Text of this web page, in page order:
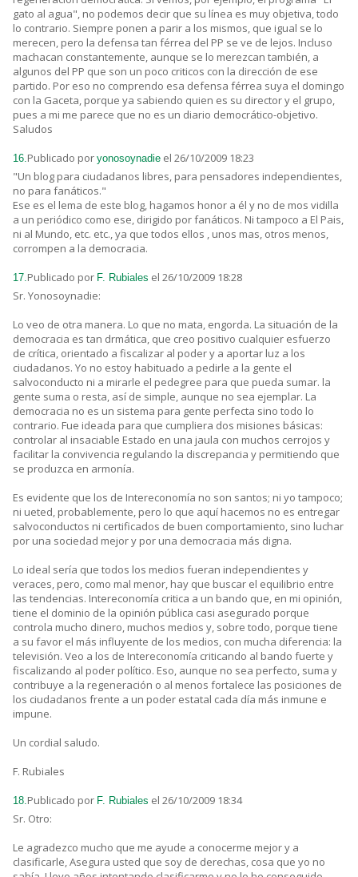
gato al agua", no podemos decir que su línea es muy objetiva, todo
lo contrario. Siempre ponen a parir a los mismos, que igual se lo
merecen, pero la defensa tan férrea del PP se ve de lejos. Incluso
machacan constantemente, aunque se lo merezcan también, a
algunos del PP que son un poco criticos con la dirección de ese
partido. Por eso no comprendo esa defensa férrea suya el domingo
con la Gaceta, porque ya sabiendo quien es su director y el grupo,
pues a mi me parece que no es un diario democrático-objetivo.
Saludos
16.Publicado por yonosoynadie el 26/10/2009 18:23
"Un blog para ciudadanos libres, para pensadores independientes,
no para fanáticos."
Ese es el lema de este blog, hagamos honor a él y no de mos vidilla
a un periódico como ese, dirigido por fanáticos. Ni tampoco a El Pais,
ni al Mundo, etc. etc., ya que todos ellos , unos mas, otros menos,
corrompen a la democracia.
17.Publicado por F. Rubiales el 26/10/2009 18:28
Sr. Yonosoynadie:
Lo veo de otra manera. Lo que no mata, engorda. La situación de la
democracia es tan drmática, que creo positivo cualquier esfuerzo
de crítica, orientado a fiscalizar al poder y a aportar luz a los
ciudadanos. Yo no estoy habituado a pedirle a la gente el
salvoconducto ni a mirarle el pedegree para que pueda sumar. la
gente suma o resta, así de simple, aunque no sea ejemplar. La
democracia no es un sistema para gente perfecta sino todo lo
contrario. Fue ideada para que cumpliera dos misiones básicas:
controlar al insaciable Estado en una jaula con muchos cerrojos y
facilitar la convivencia regulando la discrepancia y permitiendo que
se produzca en armonía.
Es evidente que los de Intereconomía no son santos; ni yo tampoco;
ni ueted, probablemente, pero lo que aquí hacemos no es entregar
salvoconductos ni certificados de buen comportamiento, sino luchar
por una sociedad mejor y por una democracia más digna.
Lo ideal sería que todos los medios fueran independientes y
veraces, pero, como mal menor, hay que buscar el equilibrio entre
las tendencias. Intereconomía critica a un bando que, en mi opinión,
tiene el dominio de la opinión pública casi asegurado porque
controla mucho dinero, muchos medios y, sobre todo, porque tiene
a su favor el más influyente de los medios, con mucha diferencia: la
televisión. Veo a los de Intereconomía criticando al bando fuerte y
fiscalizando al poder político. Eso, aunque no sea perfecto, suma y
contribuye a la regeneración o al menos fortalece las posiciones de
los ciudadanos frente a un poder estatal cada día más inmune e
impune.
Un cordial saludo.
F. Rubiales
18.Publicado por F. Rubiales el 26/10/2009 18:34
Sr. Otro:
Le agradezco mucho que me ayude a conocerme mejor y a
clasificarle, Asegura usted que soy de derechas, cosa que yo no